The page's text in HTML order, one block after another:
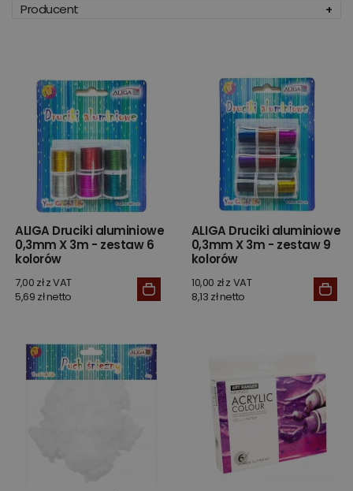
Producent
ALIGA Druciki aluminiowe
0,3mm X 3m - zestaw 6
kolorów
7,00 zł z VAT
5,69 zł netto
ALIGA Druciki aluminiowe
0,3mm X 3m - zestaw 9
kolorów
10,00 zł z VAT
8,13 zł netto